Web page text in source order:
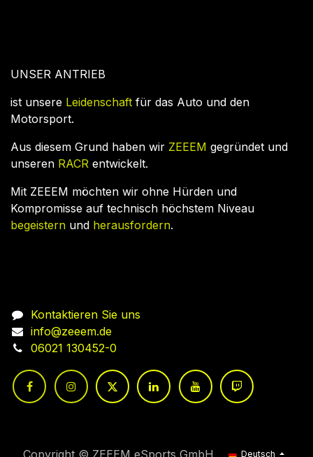
UNSER ANTRIEB
ist unsere Leidenschaft für das Auto und den
Motorsport.
Aus diesem Grund haben wir ZEEEM gegründet und
unseren RACR entwickelt.
Mit ZEEEM möchten wir ohne Hürden und
Kompromisse auf technisch höchstem Niveau
begeistern und herausfordern.
Kontaktieren Sie uns
info@zeeem.de
06021 130452-0
Copyright © ZEEEM eSports GmbH Deutsch